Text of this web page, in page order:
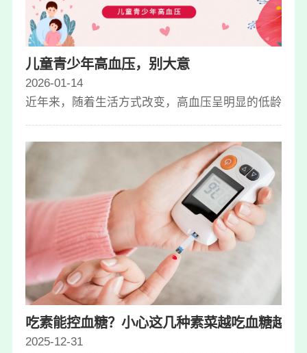
儿童青少年高血压，别大意
2026-01-14
近年来，随着生活方式改变，高血压呈明显的低龄化
吃素能控血糖？小心这几种素菜越吃血糖越高
2025-12-31